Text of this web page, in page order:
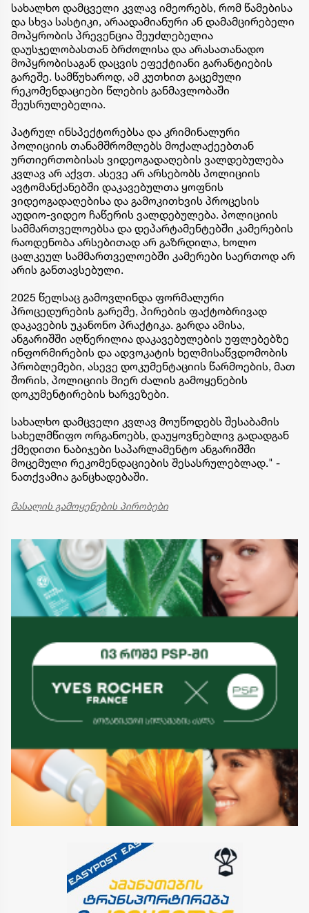
სახალხო დამცველი კვლავ იმეორებს, რომ წამებისა
და სხვა სასტიკი, არაადამიანური ან დამამცირებელი
მოპყრობის პრევენცია შეუძლებელია
დაუსჯელობასთან ბრძოლისა და არასათანადო
მოპყრობისაგან დაცვის ეფექტიანი გარანტიების
გარეშე. სამწუხაროდ, ამ კუთხით გაცემული
რეკომენდაციები წლების განმავლობაში
შეუსრულებელია.
პატრულ ინსპექტორებსა და კრიმინალური
პოლიციის თანამშრომლებს მოქალაქეებთან
ურთიერთობისას ვიდეოგადაღების ვალდებულება
კვლავ არ აქვთ. ასევე არ არსებობს პოლიციის
ავტომანქანებში დაკავებულთა ყოფნის
ვიდეოგადაღებისა და გამოკითხვის პროცესის
აუდიო-ვიდეო ჩაწერის ვალდებულება. პოლიციის
სამმართველოებსა და დეპარტამენტებში კამერების
რაოდენობა არსებითად არ გაზრდილა, ხოლო
ცალკეულ სამმართველოებში კამერები საერთოდ არ
არის განთავსებული.
2025 წელსაც გამოვლინდა ფორმალური
პროცედურების გარეშე, პირების ფაქტობრივად
დაკავების უკანონო პრაქტიკა. გარდა ამისა,
ანგარიშში აღწერილია დაკავებულების უფლებებზე
ინფორმირების და ადვოკატის ხელმისაწვდომობის
პრობლემები, ასევე დოკუმენტაციის წარმოების, მათ
შორის, პოლიციის მიერ ძალის გამოყენების
დოკუმენტირების ხარვეზები.
სახალხო დამცველი კვლავ მოუწოდებს შესაბამის
სახელმწიფო ორგანოებს, დაუყოვნებლივ გადადგან
ქმედითი ნაბიჯები საპარლამენტო ანგარიშში
მოცემული რეკომენდაციების შესასრულებლად." -
ნათქვამია განცხადებაში.
მასალის გამოყენების პირობები